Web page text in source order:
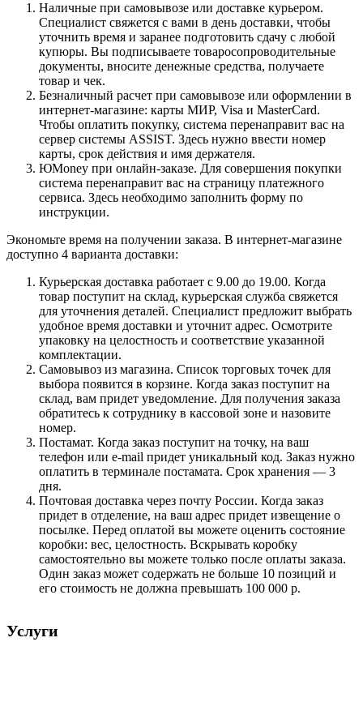
Наличные при самовывозе или доставке курьером.
Специалист свяжется с вами в день доставки, чтобы
уточнить время и заранее подготовить сдачу с любой
купюры. Вы подписываете товаросопроводительные
документы, вносите денежные средства, получаете
товар и чек.
Безналичный расчет при самовывозе или оформлении в
интернет-магазине: карты МИР, Visa и MasterCard.
Чтобы оплатить покупку, система перенаправит вас на
сервер системы ASSIST. Здесь нужно ввести номер
карты, срок действия и имя держателя.
ЮMoney при онлайн-заказе. Для совершения покупки
система перенаправит вас на страницу платежного
сервиса. Здесь необходимо заполнить форму по
инструкции.
Экономьте время на получении заказа. В интернет-магазине
доступно 4 варианта доставки:
Курьерская доставка работает с 9.00 до 19.00. Когда
товар поступит на склад, курьерская служба свяжется
для уточнения деталей. Специалист предложит выбрать
удобное время доставки и уточнит адрес. Осмотрите
упаковку на целостность и соответствие указанной
комплектации.
Самовывоз из магазина. Список торговых точек для
выбора появится в корзине. Когда заказ поступит на
склад, вам придет уведомление. Для получения заказа
обратитесь к сотруднику в кассовой зоне и назовите
номер.
Постамат. Когда заказ поступит на точку, на ваш
телефон или e-mail придет уникальный код. Заказ нужно
оплатить в терминале постамата. Срок хранения — 3
дня.
Почтовая доставка через почту России. Когда заказ
придет в отделение, на ваш адрес придет извещение о
посылке. Перед оплатой вы можете оценить состояние
коробки: вес, целостность. Вскрывать коробку
самостоятельно вы можете только после оплаты заказа.
Один заказ может содержать не больше 10 позиций и
его стоимость не должна превышать 100 000 р.
Услуги